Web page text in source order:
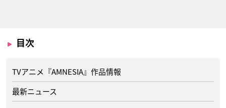
目次
TVアニメ『AMNESIA』作品情報
最新ニュース